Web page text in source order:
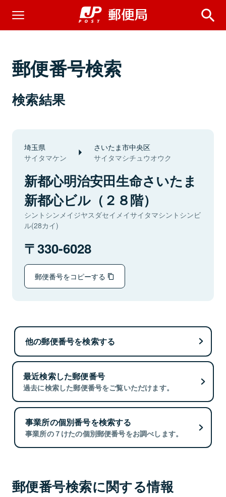
郵便番号検索
検索結果
埼玉県
サイタマケン
さいたま市中央区
サイタマシチュウオウク
新都心明治安田生命さいたま
新都心ビル（２８階）
シントシンメイジヤスダセイメイサイタマシントシンビ
ル(28カイ)
330-6028
郵便番号をコピーする
他の郵便番号を検索する
最近検索した郵便番号
過去に検索した郵便番号をご覧いただけます。
事業所の個別番号を検索する
事業所の７けたの個別郵便番号をお調べします。
郵便番号検索に関する情報